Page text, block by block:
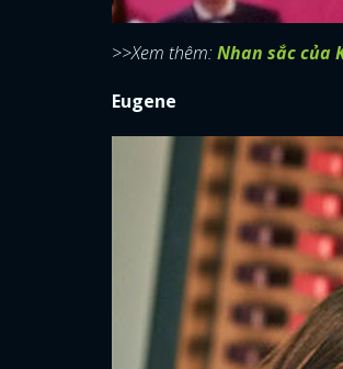
>>Xem thêm:Nhan sắc của
Eugene